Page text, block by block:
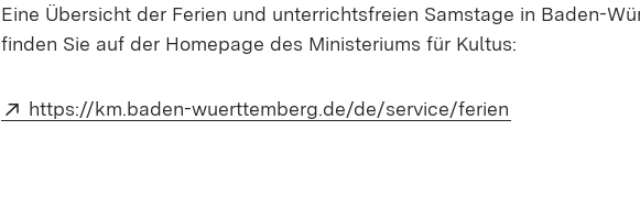
Eine Übersicht der Ferien und unterrichtsfreien Samstage in Baden-
finden Sie auf der Homepage des Ministeriums für Kultus:
Extern:
https://km.baden-wuerttemberg.de/de/service/ferien